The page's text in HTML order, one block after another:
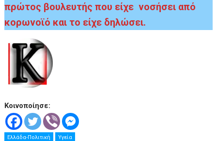
πρώτος βουλευτής που είχε νοσήσει από
κορωνοϊό και το είχε δηλώσει.
Κοινοποίησε:
Ελλάδα-Πολιτική Υγεία